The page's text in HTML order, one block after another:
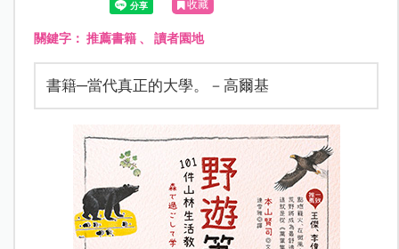
收藏
關鍵字： 推薦書籍、 讀者園地
書籍─當代真正的大學。－高爾基